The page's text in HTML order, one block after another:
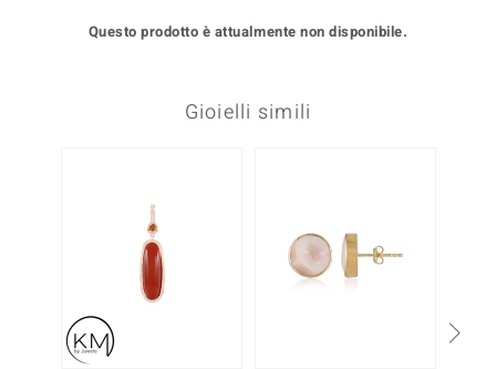
SELECTION
Questo prodotto è attualmente non disponibile.
Gioielli simili